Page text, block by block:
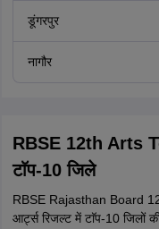
डूंगरपुर
नागौर
RBSE 12th Arts
टाॅप-10 जिले
RBSE Rajasthan Board
आर्ट्स रिजल्ट में टाॅप-10 जिलों